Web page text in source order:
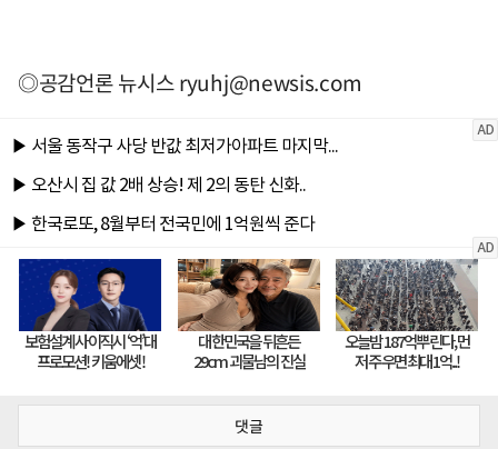
◎공감언론 뉴시스ryuhj@newsis.com
댓글